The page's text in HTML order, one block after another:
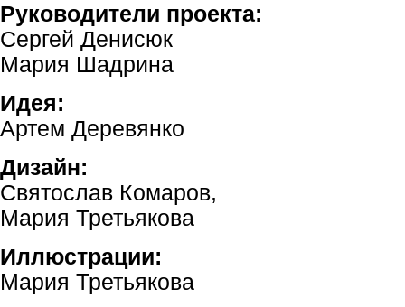
Руководители проекта:
Сергей Денисюк
Мария Шадрина
Идея:
Артем Деревянко
Дизайн:
Святослав Комаров,
Мария Третьякова
Иллюстрации:
Мария Третьякова